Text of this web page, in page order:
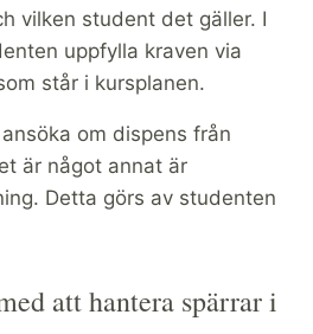
vilken student det gäller. I
uppfylla kraven via
står i kursplanen.
om dispens från
är något annat är
Detta görs av studenten
att hantera spärrar i